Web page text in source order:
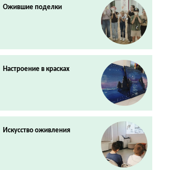
Ожившие поделки
Настроение в красках
Искусство оживления